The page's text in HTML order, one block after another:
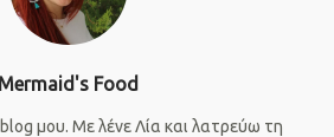
Mermaid's Food
μου. Με λένε Λία και λατρεύω τη